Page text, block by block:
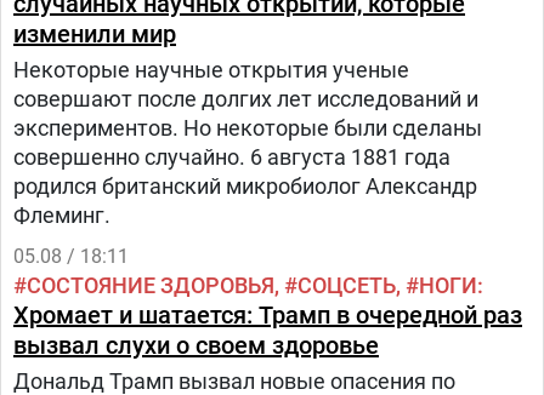
изменили мир
Некоторые научные открытия ученые
совершают после долгих лет исследований и
экспериментов. Но некоторые были сделаны
совершенно случайно. 6 августа 1881 года
родился британский микробиолог Александр
Флеминг.
05.08 / 18:11
СОСТОЯНИЕ ЗДОРОВЬЯ СОЦСЕТЬ НОГИ
Хромает и шатается: Трамп в очередной раз
вызвал слухи о своем здоровье
Дональд Трамп вызвал новые опасения по